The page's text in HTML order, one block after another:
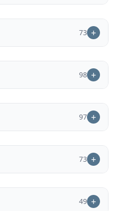
73
98
97
73
49